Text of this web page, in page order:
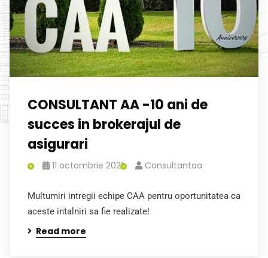
CONSULTANT AA -10 ani de
succes in brokerajul de
asigurari
11 octombrie 2021 Consultantaa
Multumiri intregii echipe CAA pentru oportunitatea ca
aceste intalniri sa fie realizate!
Read more